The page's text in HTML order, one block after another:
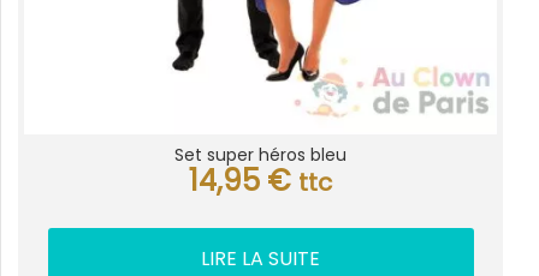
Set super héros bleu
14,95 € ttc
LIRE LA SUITE